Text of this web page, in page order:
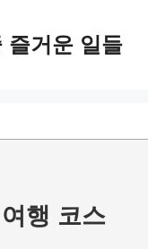
즐거운 일들
행 코스